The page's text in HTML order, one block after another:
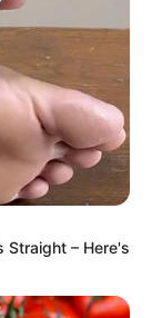
Straight – Here's